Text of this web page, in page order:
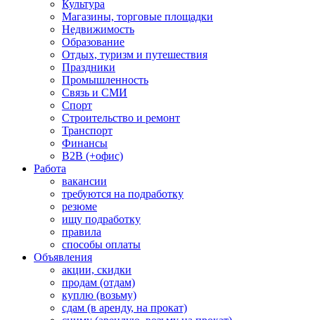
Культура
Магазины, торговые площадки
Недвижимость
Образование
Отдых, туризм и путешествия
Праздники
Промышленность
Связь и СМИ
Спорт
Строительство и ремонт
Транспорт
Финансы
B2B (+офис)
Работа
вакансии
требуются на подработку
резюме
ищу подработку
правила
способы оплаты
Объявления
акции, скидки
продам (отдам)
куплю (возьму)
сдам (в аренду, на прокат)